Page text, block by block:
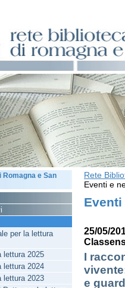
Rete
Eventi e
Eventi
25/05/
I
e
Romagna e San
per la lettura
lettura 2025
lettura 2024
lettura 2023